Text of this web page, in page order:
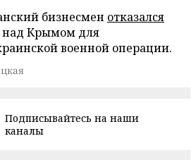
бизнесмен отказался
над Крымом для
военной операции.
Подписывайтесь на наши
каналы